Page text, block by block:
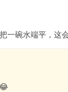
一碗水端平，这